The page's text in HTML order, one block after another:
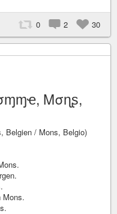
0 2 30
Mσɳʂ,
Belgien / Mons, Belgio)
Mons.